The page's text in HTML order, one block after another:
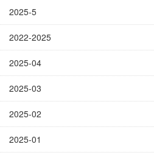
2025-5
2022-2025
2025-04
2025-03
2025-02
2025-01